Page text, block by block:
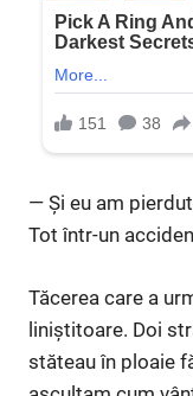
— Și eu am
Tot într-un
Tăcerea care a
liniștitoare. Doi
stăteau în ploaie